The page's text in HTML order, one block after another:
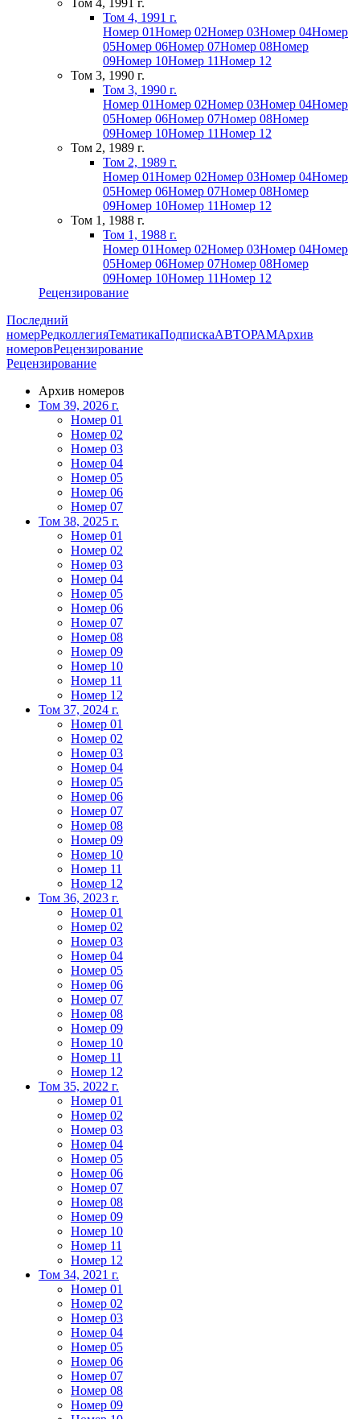
Том 4, 1991 г.
Том 4, 1991 г.
Номер 01Номер 02Номер 03Номер 04Номер
05Номер 06Номер 07Номер 08Номер
09Номер 10Номер 11Номер 12
Том 3, 1990 г.
Том 3, 1990 г.
Номер 01Номер 02Номер 03Номер 04Номер
05Номер 06Номер 07Номер 08Номер
09Номер 10Номер 11Номер 12
Том 2, 1989 г.
Том 2, 1989 г.
Номер 01Номер 02Номер 03Номер 04Номер
05Номер 06Номер 07Номер 08Номер
09Номер 10Номер 11Номер 12
Том 1, 1988 г.
Том 1, 1988 г.
Номер 01Номер 02Номер 03Номер 04Номер
05Номер 06Номер 07Номер 08Номер
09Номер 10Номер 11Номер 12
Рецензирование
Последний
номерРедколлегияТематикаПодпискаАВТОРАМАрхив
номеровРецензирование
Рецензирование
Архив номеров
Том 39, 2026 г.
Номер 01
Номер 02
Номер 03
Номер 04
Номер 05
Номер 06
Номер 07
Том 38, 2025 г.
Номер 01
Номер 02
Номер 03
Номер 04
Номер 05
Номер 06
Номер 07
Номер 08
Номер 09
Номер 10
Номер 11
Номер 12
Том 37, 2024 г.
Номер 01
Номер 02
Номер 03
Номер 04
Номер 05
Номер 06
Номер 07
Номер 08
Номер 09
Номер 10
Номер 11
Номер 12
Том 36, 2023 г.
Номер 01
Номер 02
Номер 03
Номер 04
Номер 05
Номер 06
Номер 07
Номер 08
Номер 09
Номер 10
Номер 11
Номер 12
Том 35, 2022 г.
Номер 01
Номер 02
Номер 03
Номер 04
Номер 05
Номер 06
Номер 07
Номер 08
Номер 09
Номер 10
Номер 11
Номер 12
Том 34, 2021 г.
Номер 01
Номер 02
Номер 03
Номер 04
Номер 05
Номер 06
Номер 07
Номер 08
Номер 09